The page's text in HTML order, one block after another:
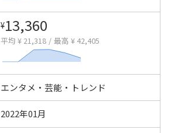
¥13,360
平均 ¥ 21,318 / 最高 ¥ 42,405
エンタメ・芸能・トレンド
2022年01月